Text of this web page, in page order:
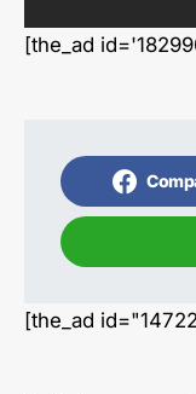
[the_ad
[the_ad